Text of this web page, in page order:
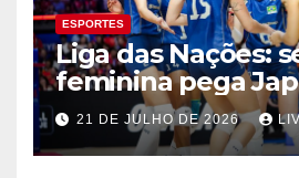
ESPORTES
Liga das Nações:
feminina pega
quarta em 1º
21 DE JULHO DE 2026